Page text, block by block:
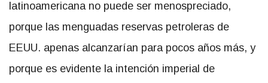
latinoamericana no puede ser menospreciado,
porque las menguadas reservas petroleras de
EEUU. apenas alcanzarían para pocos años más, y
porque es evidente la intención imperial de